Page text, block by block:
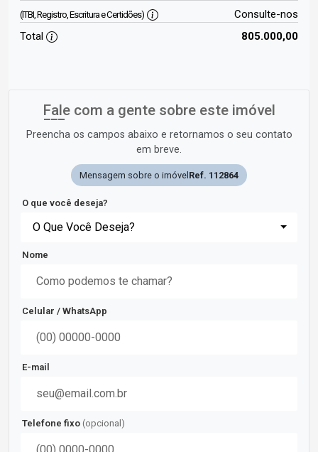
(ITBI, Registro, Escritura e Certidões)
Consulte-nos
Total
805.000,00
Fale com a gente sobre este imóvel
Preencha os campos abaixo e retornamos o seu contato
em breve.
Mensagem sobre o imóvel Ref. 112864
O que você deseja?
O Que Você Deseja?
Nome
Celular / WhatsApp
E-mail
Telefone fixo (opcional)